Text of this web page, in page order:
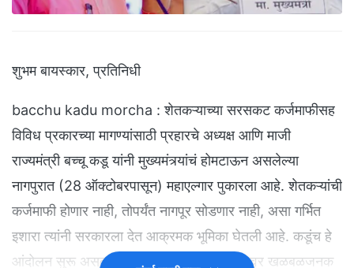
शुभम बायस्कार, प्रतिनिधी
bacchu kadu morcha : शेतकऱ्याच्या सरसकट कर्जमाफीसह
विविध प्रकारच्या मागण्यांसाठी प्रहारचे अध्यक्ष आणि माजी
राज्यमंत्री बच्चू कडू यांनी मुख्यमंत्र्यांचं होमटाऊन असलेल्या
नागपुरात (28 ऑक्टोबरपासून) महाएल्गार पुकारला आहे. शेतकऱ्यांची
कर्जमाफी होणार नाही, तोपर्यंत नागपूर सोडणार नाही, असा गर्भित
इशारा त्यांनी सरकारला देत आक्रमक भूमिका घेतली आहे. कडूंच हे
आंदोलन सुरू असतानाच भाजप आमदाराने त्यांच्यावर खळबळजनक